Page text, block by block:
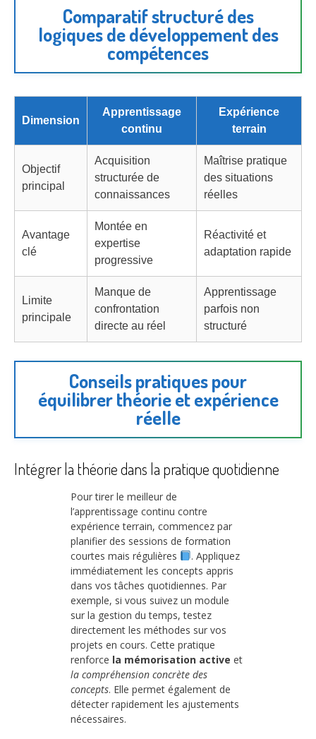
Comparatif structuré des
logiques de développement des
compétences
Dimension
Apprentissage
continu
Expérience
terrain
Objectif
principal
Acquisition
structurée de
connaissances
Maîtrise pratique
des situations
réelles
Avantage
clé
Montée en
expertise
progressive
Réactivité et
adaptation rapide
Limite
principale
Manque de
confrontation
directe au réel
Apprentissage
parfois non
structuré
Conseils pratiques pour
équilibrer théorie et expérience
réelle
Intégrer la théorie dans la pratique quotidienne
Pour tirer le meilleur de
l’apprentissage continu contre
expérience terrain, commencez par
planifier des sessions de formation
courtes mais régulières
. Appliquez
immédiatement les concepts appris
dans vos tâches quotidiennes. Par
exemple, si vous suivez un module
sur la gestion du temps, testez
directement les méthodes sur vos
projets en cours. Cette pratique
renforce la mémorisation active et
la compréhension concrète des
concepts. Elle permet également de
détecter rapidement les ajustements
nécessaires.